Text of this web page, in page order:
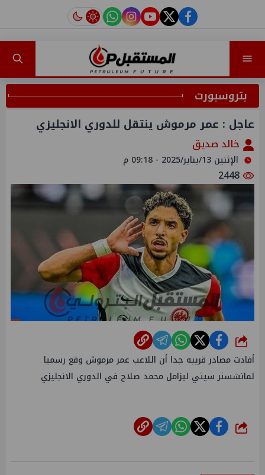
facebook
twitter
youtube
instagram
tiktok
بتروسبورت
عاجل : عمر مرموش ينتقل للدوري الانجليزي
خالد صديق
الإثنين 13/يناير/2025 - 09:18 م
شارك
أفادت مصادر قريبه جدا أن اللاعب عمر مرموش وقع رسميا
لمانشستر سيتي ليزامل محمد صلاح في الدوري الانجليزي
شارك